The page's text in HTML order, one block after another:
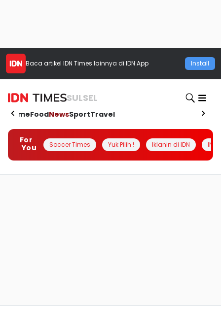
Baca artikel IDN Times lainnya di IDN App Install
SULSEL
HomeFoodNewsSportTravel
For
You
Soccer Times Yuk Pilih ! Iklanin di IDN